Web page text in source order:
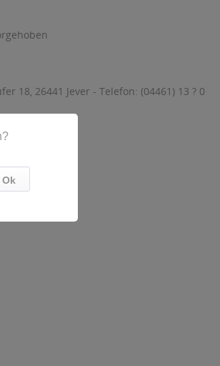
18, 26441 Jever - Telefon: (04461) 13 ? 0